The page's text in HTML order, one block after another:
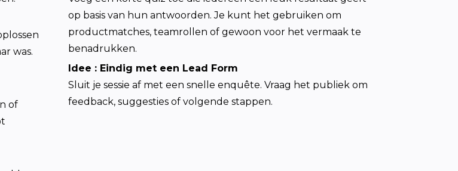
was.
of
op basis van hun antwoorden. Je kunt het gebruiken om
productmatches, teamrollen of gewoon voor het vermaak te
benadrukken.
Idee : Eindig met een Lead Form
Sluit je sessie af met een snelle enquête. Vraag het publiek om
feedback, suggesties of volgende stappen.